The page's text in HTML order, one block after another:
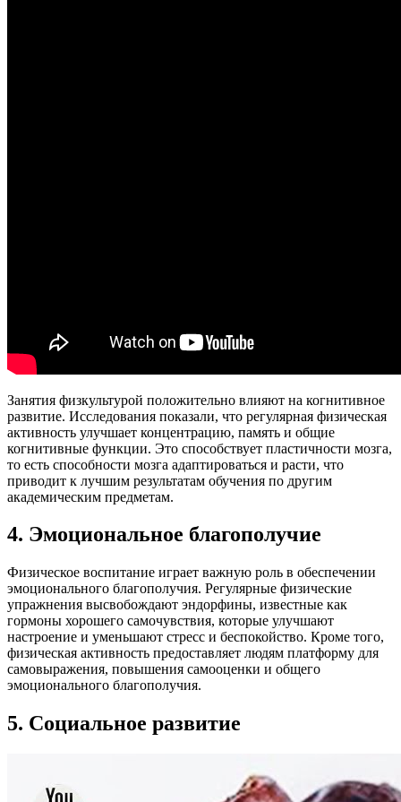
Занятия физкультурой положительно влияют на когнитивное
развитие. Исследования показали, что регулярная физическая
активность улучшает концентрацию, память и общие
когнитивные функции. Это способствует пластичности мозга,
то есть способности мозга адаптироваться и расти, что
приводит к лучшим результатам обучения по другим
академическим предметам.
4. Эмоциональное благополучие
Физическое воспитание играет важную роль в обеспечении
эмоционального благополучия. Регулярные физические
упражнения высвобождают эндорфины, известные как
гормоны хорошего самочувствия, которые улучшают
настроение и уменьшают стресс и беспокойство. Кроме того,
физическая активность предоставляет людям платформу для
самовыражения, повышения самооценки и общего
эмоционального благополучия.
5. Социальное развитие